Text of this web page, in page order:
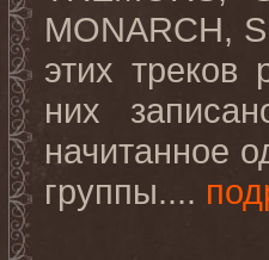
MONARCH,
этих треков
них
начитанное
группы....